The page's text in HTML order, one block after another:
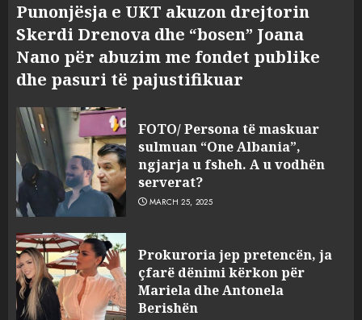
Punonjësja e UKT akuzon drejtorin
Skerdi Drenova dhe “bosen” Joana
Nano për abuzim me fondet publike
dhe pasuri të pajustifikuar
FOTO/ Persona të maskuar
sulmuan “One Albania”,
ngjarja u fsheh. A u vodhën
serverat?
MARCH 25, 2025
Prokuroria jep pretencën, ja
çfarë dënimi kërkon për
Mariela dhe Antonela
Berishën